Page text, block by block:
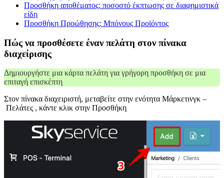
Προσθήκη αποθέματος: ποσοστό έκπτωσης σε διαφημιστικά
είδη
Προσθήκη Προώθησης: Μπόνους Προϊόντος
Πώς να προσθέσετε έναν πελάτη στον πίνακα
διαχείρισης
Δημιουργήστε μια κάρτα πελάτη για γρήγορη προσθήκη σε μια
επιταγή επισκέπτη
Στον πίνακα διαχειριστή, μεταβείτε στην ενότητα Μάρκετινγκ –
Πελάτες , κάντε κλικ στην Προσθήκη